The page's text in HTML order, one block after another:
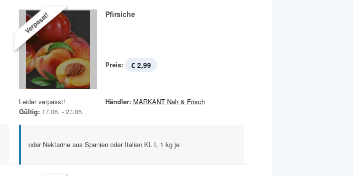
Verpasst! Pfirsiche
Preis: € 2,99
Leider verpasst!
Gültig: 17.06. - 23.06.
Händler: MARKANT Nah & Frisch
oder Nektarine aus Spanien oder Italien KL I, 1 kg je